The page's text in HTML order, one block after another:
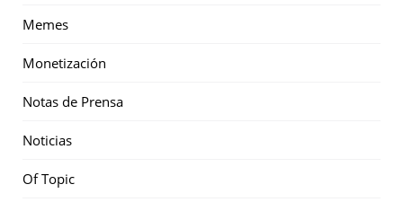
Memes
Monetización
Notas de Prensa
Noticias
Of Topic